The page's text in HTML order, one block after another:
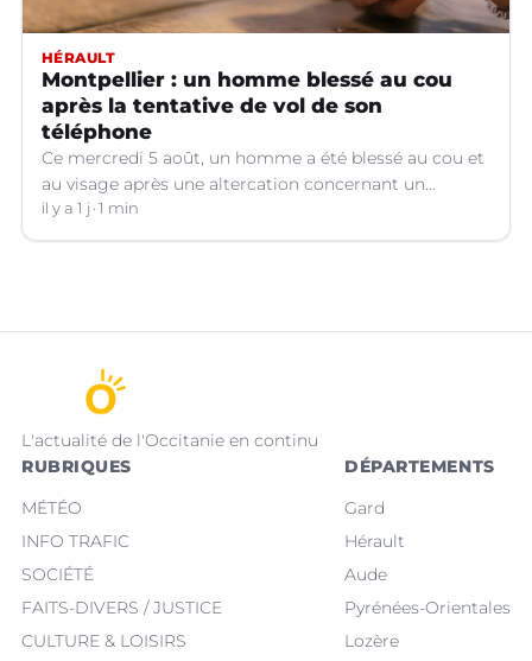
HÉRAULT
Montpellier : un homme blessé au cou
après la tentative de vol de son
téléphone
Ce mercredi 5 août, un homme a été blessé au cou et
au visage après une altercation concernant un
téléphone portable à Montpellier (Hérault).
il y a 1 j 1 min
L'actualité de l'Occitanie en continu
RUBRIQUES
MÉTÉO
INFO TRAFIC
SOCIÉTÉ
FAITS-DIVERS / JUSTICE
CULTURE & LOISIRS
DÉPARTEMENTS
Gard
Hérault
Aude
Pyrénées-Orientales
Lozère